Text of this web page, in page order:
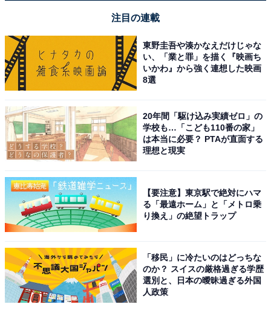
注目の連載
東野圭吾や湊かなえだけじゃな
い、「業と罪」を描く『映画ち
いかわ』から強く連想した映画
8選
20年間「駆け込み実績ゼロ」の
学校も…「こども110番の家」
は本当に必要？ PTAが直面する
理想と現実
【要注意】東京駅で絶対にハマ
る「最遠ホーム」と「メトロ乗
り換え」の絶望トラップ
「移民」に冷たいのはどっちな
のか？ スイスの厳格過ぎる学歴
選別と、日本の曖昧過ぎる外国
人政策